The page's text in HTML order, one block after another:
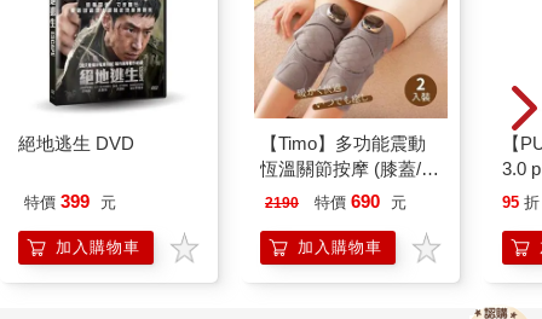
絕地逃生 DVD
特價 399 元
加入購物車
【Timo】多功能震動
恆溫關節按摩 (膝蓋/
肩/手肘通用) 無線充電
膝熱敷【雙入組】
2190 特價 690 元
加入購物車
【
3.0
黑
95 折